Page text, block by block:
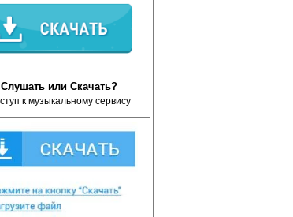
Слушать или Скачать?
к музыкальному сервису